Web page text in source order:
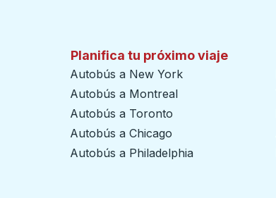
Planifica tu próximo viaje
Autobús a New York
Autobús a Montreal
Autobús a Toronto
Autobús a Chicago
Autobús a Philadelphia